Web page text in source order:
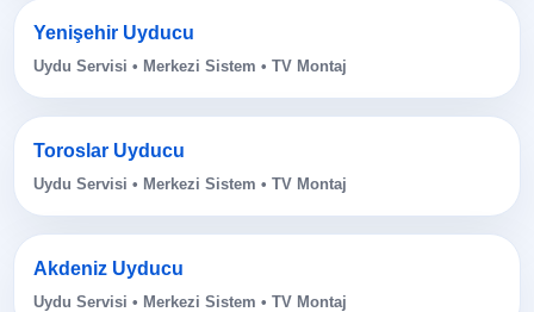
Yenişehir Uyducu
Uydu Servisi • Merkezi Sistem • TV Montaj
Toroslar Uyducu
Uydu Servisi • Merkezi Sistem • TV Montaj
Akdeniz Uyducu
Uydu Servisi • Merkezi Sistem • TV Montaj